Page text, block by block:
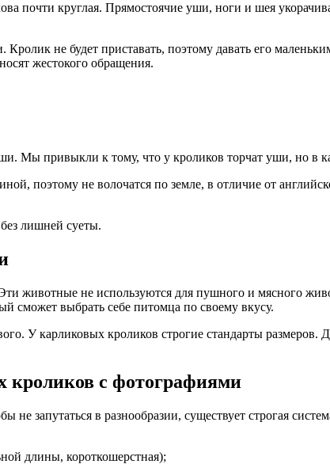
почти круглая. Прямостоячие уши, ноги и шея
не будет приставать, поэтому давать его
жестокого обращения.
Мы привыкли к тому, что у кроликов торчат уши, но в
поэтому не волочатся по земле, в отличие от
лишней суеты.
животные не используются для пушного и мясного
сможет выбрать себе питомца по своему вкусу.
У карликовых кроликов строгие стандарты
кроликов с фотографиями
запутаться в разнообразии, существует строгая
длины, короткошерстная);